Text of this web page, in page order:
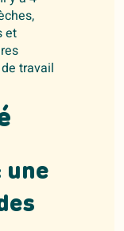
et
travail
une